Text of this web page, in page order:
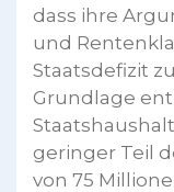
dass ihre
und
Staatsdefizit
Grundlage
geringer Teil
von 75